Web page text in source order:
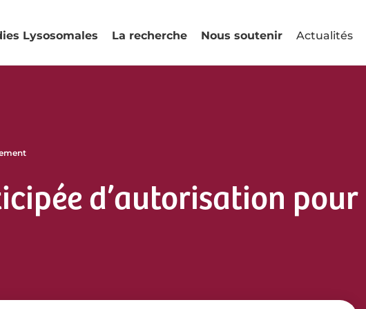
Lysosomales La recherche Nous soutenir Actualités
d’autorisation